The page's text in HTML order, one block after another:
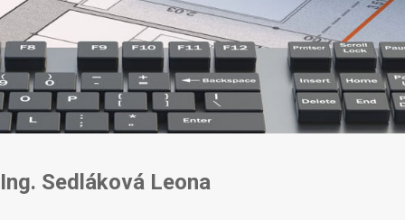
Ing. Sedláková Leona